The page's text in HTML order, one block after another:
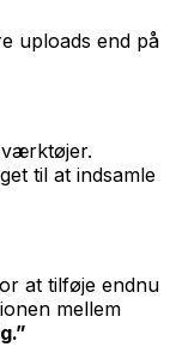
uploads end på
til at indsamle
at tilføje endnu
mellem